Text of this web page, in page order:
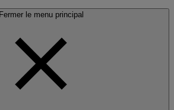
Fermer le menu principal